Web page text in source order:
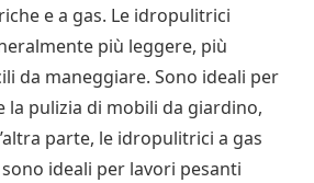
e a gas. Le idropulitrici
più leggere, più
da maneggiare. Sono ideali per
la pulizia di mobili da giardino,
parte, le idropulitrici a gas
ideali per lavori pesanti